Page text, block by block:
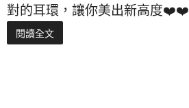
對的耳環，讓你美出新高度❤️❤️
閱讀全文